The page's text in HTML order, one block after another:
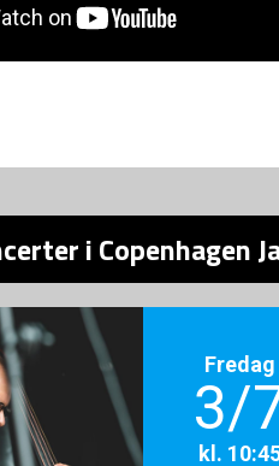
i Copenhagen
Fredag
3/
kl.